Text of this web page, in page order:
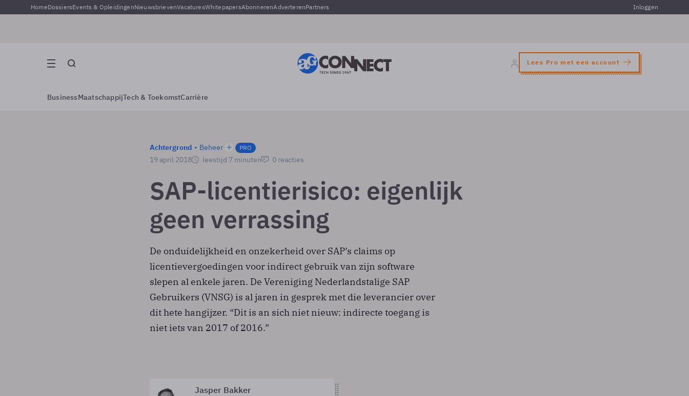
HomeDossiersEvents & OpleidingenNieuwsbrievenVacaturesWhitepapersAbonnerenAdverterenPartners Inloggen
Lees Pro met een account
BusinessMaatschappijTech & ToekomstCarrière
Achtergrond Beheer PRO
19 april 2018 leestijd 7 minuten 0 reacties
SAP-licentierisico: eigenlijk
geen verrassing
De onduidelijkheid en onzekerheid over SAP’s claims op
licentievergoedingen voor indirect gebruik van zijn software
slepen al enkele jaren. De Vereniging Nederlandstalige SAP
Gebruikers (VNSG) is al jaren in gesprek met die leverancier over
dit hete hangijzer. “Dit is an sich niet nieuw: indirecte toegang is
niet iets van 2017 of 2016.”
Jasper Bakker